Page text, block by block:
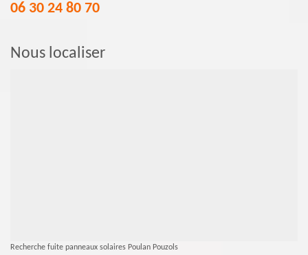
06 30 24 80 70
Nous localiser
Recherche fuite panneaux solaires Poulan Pouzols